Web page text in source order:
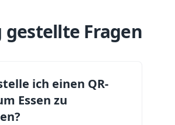
gestellte Fragen
ich einen QR-
Essen zu